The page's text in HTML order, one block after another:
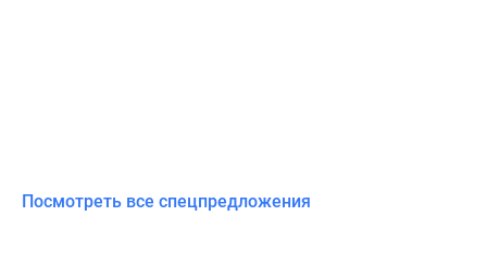
Посмотреть все спецпредложения